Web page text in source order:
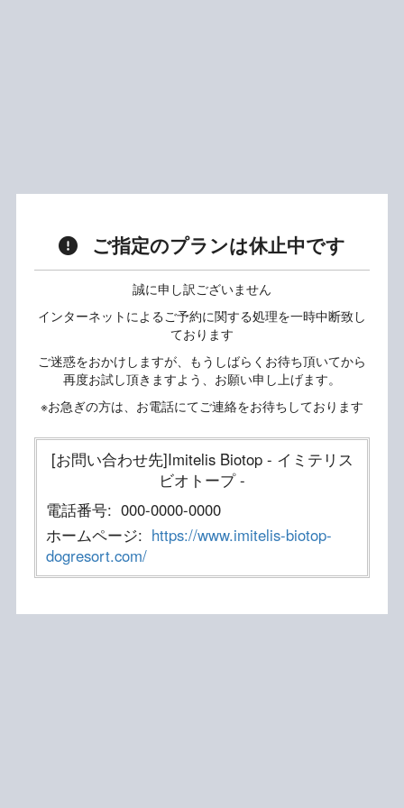
ご指定のプランは休止中です
誠に申し訳ございません
インターネットによるご予約に関する処理を一時中断致し
ております
ご迷惑をおかけしますが、もうしばらくお待ち頂いてから
再度お試し頂きますよう、お願い申し上げます。
※お急ぎの方は、お電話にてご連絡をお待ちしております
[お問い合わせ先]Imitelis Biotop - イミテリス
ビオトープ -
電話番号: 000-0000-0000
ホームページ: https://www.imitelis-biotop-
dogresort.com/